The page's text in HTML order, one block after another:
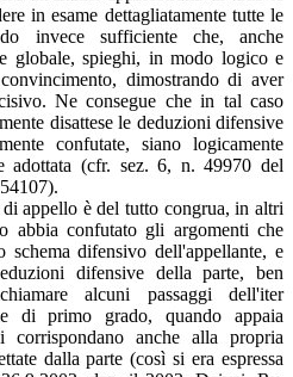
in esame dettagliatamente tutte le
invece sufficiente che, anche
globale, spieghi, in modo logico e
dimostrando di aver
Ne consegue che in tal caso
disattese le deduzioni difensive
confutate, siano logicamente
adottata (cfr. sez. 6, n. 49970 del
appello è del tutto congrua, in altri
abbia confutato gli argomenti che
schema difensivo dell'appellante, e
difensive della parte, ben
alcuni passaggi dell'iter
di primo grado, quando appaia
corrispondano anche alla propria
dalla parte (così si era espressa